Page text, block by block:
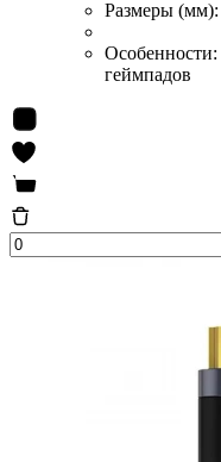
Размеры (мм):
Особенности:
геймпадов